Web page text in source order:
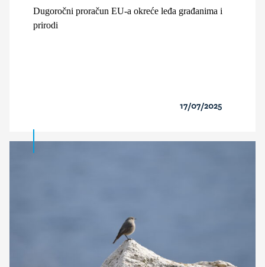
Dugoročni proračun EU-a okreće leđa građanima i
prirodi
17/07/2025